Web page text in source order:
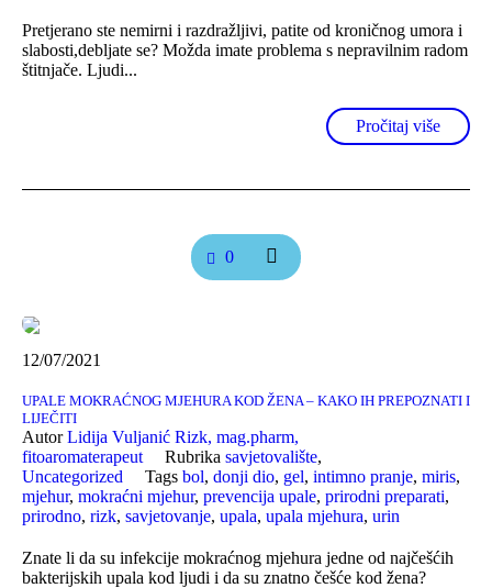
Pretjerano ste nemirni i razdražljivi, patite od kroničnog umora i
slabosti,debljate se? Možda imate problema s nepravilnim radom
štitnjače. Ljudi...
Pročitaj više
0
12/07/2021
UPALE MOKRAĆNOG MJEHURA KOD ŽENA – KAKO IH PREPOZNATI I
LIJEČITI
AutorLidija Vuljanić Rizk, mag.pharm,
fitoaromaterapeut
Rubrika savjetovalište,
Uncategorized
Tags bol, donji dio, gel, intimno pranje, miris,
mjehur, mokraćni mjehur, prevencija upale, prirodni preparati,
prirodno, rizk, savjetovanje, upala, upala mjehura, urin
Znate li da su infekcije mokraćnog mjehura jedne od najčešćih
bakterijskih upala kod ljudi i da su znatno češće kod žena?